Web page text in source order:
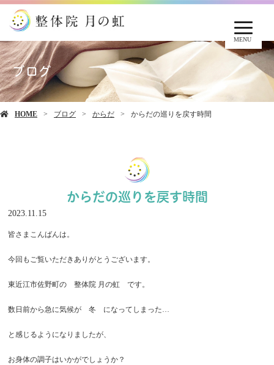
MENU
ブログ
HOME ブログ からだ からだの巡りを戻す時間
からだの巡りを戻す時間
2023.11.15
皆さまこんばんは。
今回もご覧いただきありがとうございます。
東近江市佐野町の 整体院 月の虹 です。
数日前から急に気候が 冬 になってしまった…
と感じるようになりましたが、
お身体の調子はいかがでしょうか？